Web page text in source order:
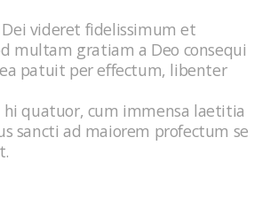
videret fidelissimum et
multam gratiam a Deo consequi
patuit per effectum, libenter
quatuor, cum immensa laetitia
sancti ad maiorem profectum se